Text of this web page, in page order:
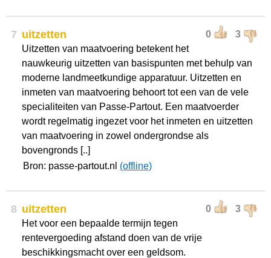
7 0 3
uitzetten
Uitzetten van maatvoering betekent het
nauwkeurig uitzetten van basispunten met behulp van
moderne landmeetkundige apparatuur. Uitzetten en
inmeten van maatvoering behoort tot een van de vele
specialiteiten van Passe-Partout. Een maatvoerder
wordt regelmatig ingezet voor het inmeten en uitzetten
van maatvoering in zowel ondergrondse als
bovengronds [..]
Bron: passe-partout.nl (offline)
8 0 3
uitzetten
Het voor een bepaalde termijn tegen
rentevergoeding afstand doen van de vrije
beschikkingsmacht over een geldsom.